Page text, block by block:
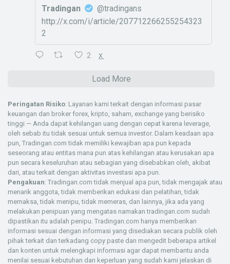
Tradingan
@tradingans
http://x.com/i/article/207712266255254323
2
2 X
Load More
Peringatan Risiko: Layanan kami terkait dengan informasi pasar
keuangan dan broker forex, kripto, saham, exchange yang berisiko
tinggi — Anda dapat kehilangan uang dengan cepat karena leverage,
oleh sebab itu tidak sesuai untuk semua investor. Dalam keadaan apa
pun, Tradingan.com tidak memiliki kewajiban apa pun kepada
seseorang atau entitas mana pun atas kehilangan atau kerusakan apa
pun secara keseluruhan atau sebagian yang disebabkan oleh, akibat
dari, atau terkait dengan aktivitas investasi apa pun.
Pengakuan: Tradingan.com tidak menjual apa pun, tidak mengajak atau
menarik anggota, tidak memberikan edukasi dan pelatihan, tidak
memaksa, tidak menipu, tidak memeras, dan lainnya, jika ada yang
melakukan penipuan yang mengatas namakan tradingan.com sudah
dipastikan itu adalah penipu. Tradingan.com hanya memberikan
informasi sesuai dengan informasi yang disediakan secara publik oleh
pihak terkait dan terkadang copy paste dan mengedit beberapa artikel
dan konten untuk melengkapi informasi agar dapat membantu anda
menilai sesuai kebutuhan dan keperluan yang sudah kami jelaskan di